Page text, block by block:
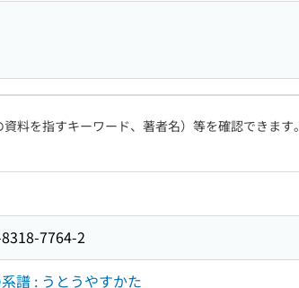
料を指すキーワード、著者名）等を確認できます。
7764-2
譜 : うとうやすかた